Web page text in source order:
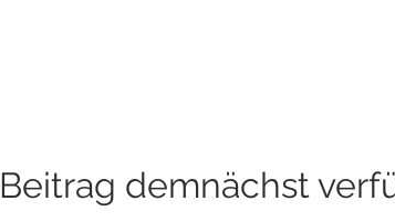
Beitrag demnächst